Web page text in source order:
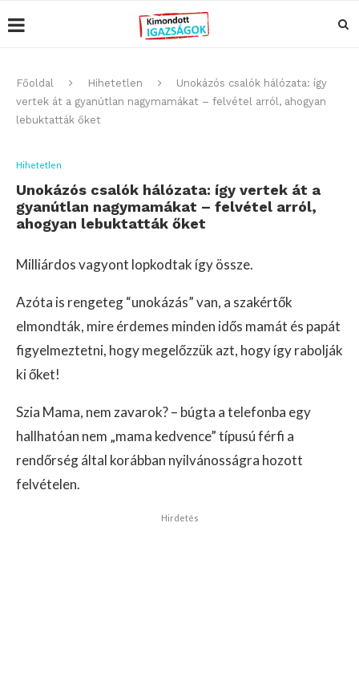
Főoldal Hihetetlen
Unokázós csalók hálózata: így
vertek át a gyanútlan nagymamákat – felvétel arról, ahogyan
lebuktatták őket
Hihetetlen
Unokázós csalók hálózata: így vertek át a
gyanútlan nagymamákat – felvétel arról,
ahogyan lebuktatták őket
Milliárdos vagyont lopkodtak így össze.
Azóta is rengeteg “unokázás” van, a szakértők
elmondták, mire érdemes minden idős mamát és papát
figyelmeztetni, hogy megelőzzük azt, hogy így rabolják
ki őket!
Szia Mama, nem zavarok? – búgta a telefonba egy
hallhatóan nem „mama kedvence” típusú férfi a
rendőrség által korábban nyilvánosságra hozott
felvételen.
Hirdetés